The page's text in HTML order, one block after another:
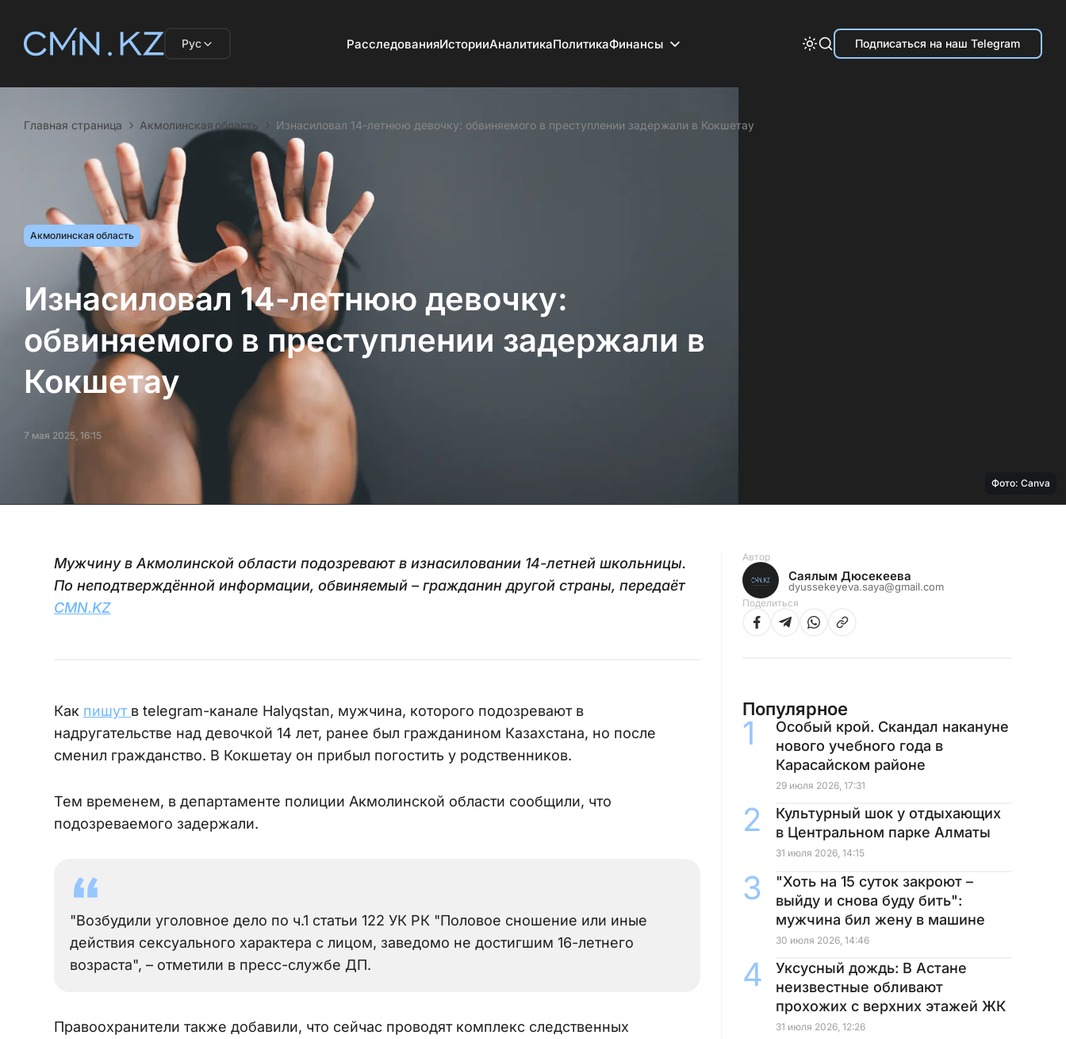
Рус РасследованияИсторииАналитикаПолитикаФинансы Подписаться на наш Telegram
Главная страница Акмолинская область Изнасиловал 14-летнюю девочку: обвиняемого в преступлении задержали в Кокшетау
Акмолинская область
Изнасиловал 14-летнюю девочку:
обвиняемого в преступлении задержали в
Кокшетау
7 мая 2025, 16:15
Фото: Canva
Мужчину в Акмолинской области подозревают в изнасиловании 14-летней школьницы.
По неподтверждённой информации, обвиняемый – гражданин другой страны, передаёт
CMN.KZ
Как пишут в telegram-канале Halyqstan, мужчина, которого подозревают в
надругательстве над девочкой 14 лет, ранее был гражданином Казахстана, но после
сменил гражданство. В Кокшетау он прибыл погостить у родственников.
Тем временем, в департаменте полиции Акмолинской области сообщили, что
подозреваемого задержали.
"Возбудили уголовное дело по ч.1 статьи 122 УК РК "Половое сношение или иные
действия сексуального характера с лицом, заведомо не достигшим 16-летнего
возраста", – отметили в пресс-службе ДП.
Правоохранители также добавили, что сейчас проводят комплекс следственных
Автор
Саялым Дюсекеева
dyussekeyeva.saya@gmail.com
Поделиться
Популярное
Особый крой. Скандал накануне
нового учебного года в
Карасайском районе
29 июля 2026, 17:31
Культурный шок у отдыхающих
в Центральном парке Алматы
31 июля 2026, 14:15
"Хоть на 15 суток закроют –
выйду и снова буду бить":
мужчина бил жену в машине
30 июля 2026, 14:46
Уксусный дождь: В Астане
неизвестные обливают
прохожих с верхних этажей ЖК
31 июля 2026, 12:26